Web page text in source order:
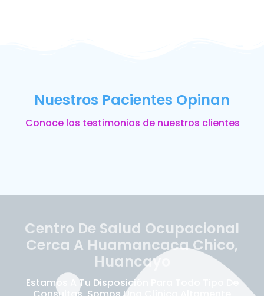
Nuestros Pacientes Opinan
Conoce los testimonios de nuestros clientes
Centro De Salud Ocupacional
Cerca A Huamancaca Chico,
Huancayo
Estamos A Tu Disposición Para Todo Tipo De